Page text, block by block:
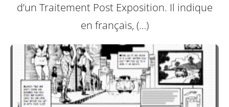
d’un Traitement Post Exposition. Il indique
en français, (…)